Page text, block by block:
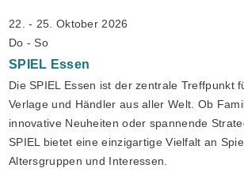
22. - 25. Oktober 2026
Do - So
SPIEL Essen
Die SPIEL Essen ist der zentrale Treffpunkt
Verlage und Händler aus aller Welt. Ob
innovative Neuheiten oder spannende
SPIEL bietet eine einzigartige Vielfalt an
Altersgruppen und Interessen.